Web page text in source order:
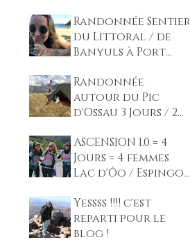
jours
Randonnée Sentier
du Littoral / de
Banyuls à Port
Randonnée
autour du Pic
d'Ossau 3 Jours / 2
autonomie /
Pyrénées
ASCENSION 1.0 = 4
Jours = 4 femmes
Lac d'Ôo / Espingo /
glacé / Pic Spijeoles
Yessss !!!! c'est
reparti pour le
blog !